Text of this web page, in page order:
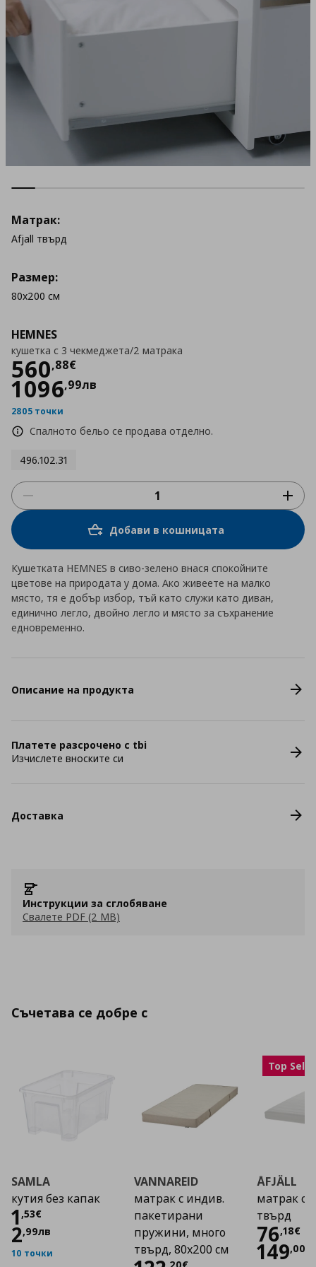
HEMNES
кушетка с 3 чекмеджета/2 матрака
560,88€
Цена560,88 €
1096,99лв
2805 точки
Спалното бельо се продава отделно.
496.102.31
Матрак:
Afjall твърд
Размер:
80x200 см
Добави в кошницата
Кушетката HEMNES в сиво-зелено внася спокойните
цветове на природата у дома. Ако живеете на малко
място, тя е добър избор, тъй като служи като диван,
единично легло, двойно легло и място за съхранение
едновременно.
Описание на продукта
Платете разсрочено с tbi
Изчислете вноските си
Доставка
Инструкции за сглобяване
Свалете PDF (2 MB)
Съчетава се добре с
SAMLA
кутия без капак
1 ,53€
Цена
2,99лв
10 точки
VANNAREID
матрак с индив.
пакетирани
пружини, много
твърд, 80x200 см
Top
ÅFJÄLL
матрак с
твърд
76,18€
Цена
149,00